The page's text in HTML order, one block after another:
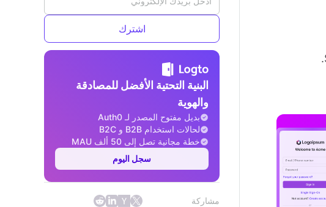
اشترك
البنية التحتية الأفضل للمصادقة
والهوية
بديل مفتوح المصدر لـ Auth0
لحالات استخدام B2B و B2C
خطة مجانية تصل إلى 50 ألف MAU
سجل اليوم
مشاركة